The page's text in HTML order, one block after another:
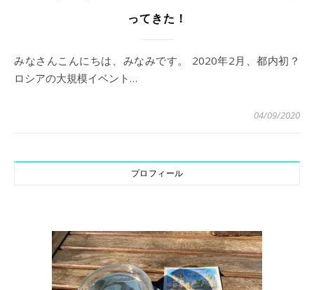
ってきた！
みなさんこんにちは、みなみです。 2020年2月、都内初？
ロシアの大規模イベント…
04/09/2020
プロフィール